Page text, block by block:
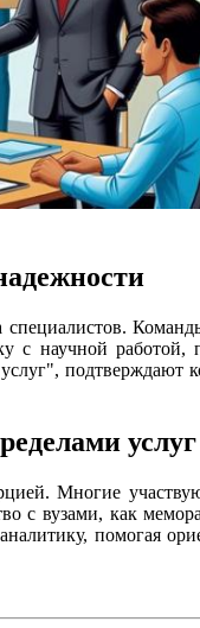
с научной
подтверждают
услуг
Многие
с вузами, как
помогая